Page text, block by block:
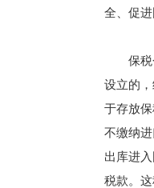
全、促进
保
设立的
于存放
不缴纳
出库进
税款。